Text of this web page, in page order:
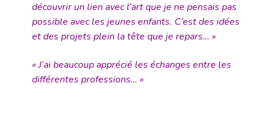
découvrir un lien avec l’art que je ne pensais pas
possible avec les jeunes enfants. C’est des idées
et des projets plein la tête que je repars… »
« J’ai beaucoup apprécié les échanges entre les
différentes professions… »